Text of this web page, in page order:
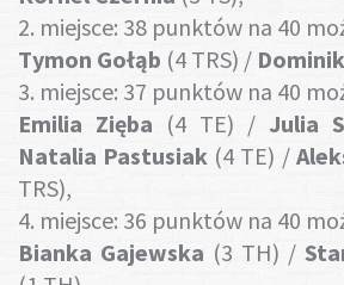
2. miejsce: 38 punktów na 40
Tymon Gołąb (4 TRS) /
3. miejsce: 37 punktów na 40
Emilia Zięba (4 TE) / Julia
Natalia Pastusiak (4 TE) /
TRS),
4. miejsce: 36 punktów na 40
Bianka Gajewska (3 TH) /